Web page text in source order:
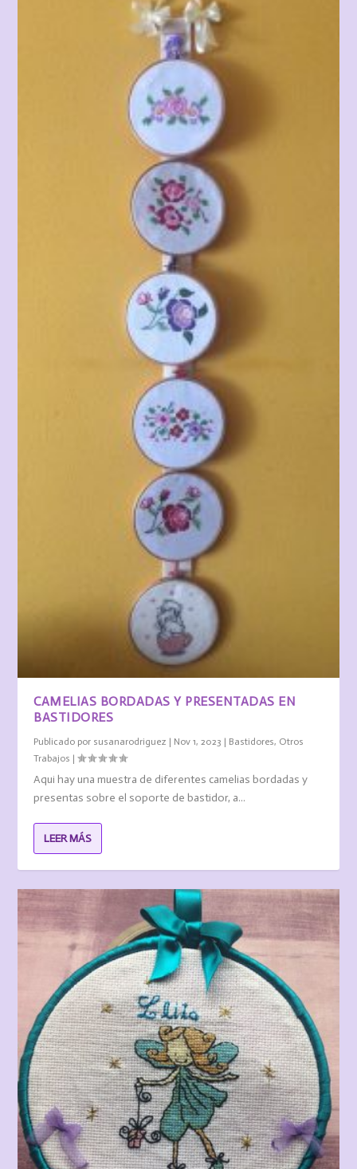
CAMELIAS BORDADAS Y PRESENTADAS EN
BASTIDORES
Publicado por susanarodriguez | Nov 1, 2023 | Bastidores, Otros
Trabajos |
Aqui hay una muestra de diferentes camelias bordadas y
presentas sobre el soporte de bastidor, a...
LEER MÁS